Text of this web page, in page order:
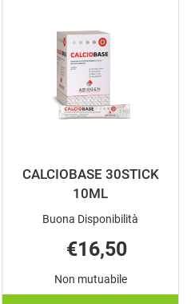
CALCIOBASE 30STICK
10ML
Buona Disponibilità
€16,50
Non mutuabile